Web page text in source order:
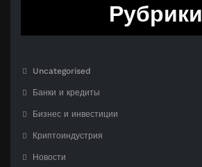
Рубрики
Uncategorised
Банки и кредиты
Бизнес и инвестиции
Криптоиндустрия
Новости